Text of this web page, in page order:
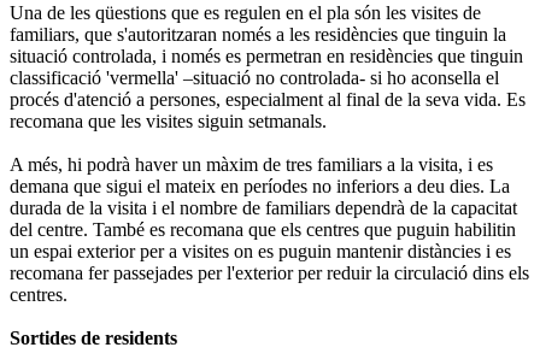
Una de les qüestions que es regulen en el pla són les visites de
familiars, que s'autoritzaran només a les residències que tinguin la
situació controlada, i només es permetran en residències que tinguin
classificació 'vermella' –situació no controlada- si ho aconsella el
procés d'atenció a persones, especialment al final de la seva vida. Es
recomana que les visites siguin setmanals.
A més, hi podrà haver un màxim de tres familiars a la visita, i es
demana que sigui el mateix en períodes no inferiors a deu dies. La
durada de la visita i el nombre de familiars dependrà de la capacitat
del centre. També es recomana que els centres que puguin habilitin
un espai exterior per a visites on es puguin mantenir distàncies i es
recomana fer passejades per l'exterior per reduir la circulació dins els
centres.
Sortides de residents